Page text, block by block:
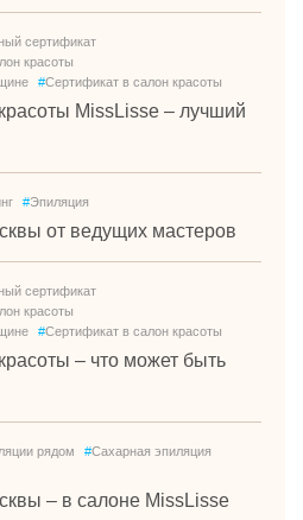
сертификат
красоты
#Сертификат в салон красоты
MissLisse – лучший
#Эпиляция
от ведущих мастеров
сертификат
красоты
#Сертификат в салон красоты
– что может быть
рядом #Сахарная эпиляция
– в салоне MissLisse